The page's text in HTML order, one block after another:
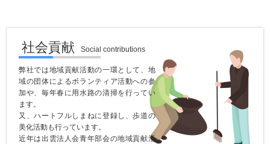
社会貢献 Social contributions
弊社では地域貢献活動の一環として、地
域の団体によるボランティア活動への参
加や、毎年春に用水路の清掃を行ってい
ます。
又、ハートフルしまねに登録し、歩道の
美化活動も行っています。
近年は出雲法人会青年部会の地域貢献活